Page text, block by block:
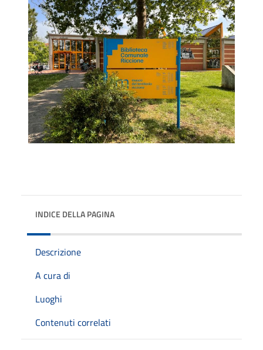
INDICE DELLA PAGINA
Descrizione
A cura di
Luoghi
Contenuti correlati